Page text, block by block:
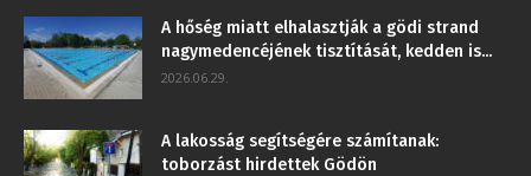
A hőség miatt elhalasztják a gödi strand
nagymedencéjének tisztítását, kedden is...
2026.06.29.
A lakosság segítségére számítanak:
toborzást hirdettek Gödön